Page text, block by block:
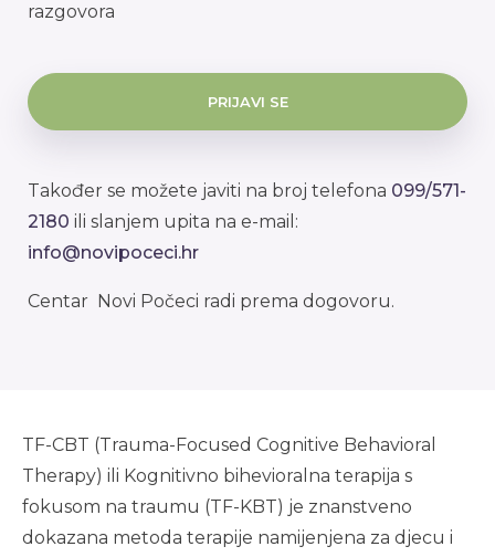
razgovora
PRIJAVI SE
Također se možete javiti na broj telefona 099/571-
2180 ili slanjem upita na e-mail:
info@novipoceci.hr
Centar Novi Počeci radi prema dogovoru.
TF-CBT (Trauma-Focused Cognitive Behavioral
Therapy) ili Kognitivno bihevioralna terapija s
fokusom na traumu (TF-KBT) je znanstveno
dokazana metoda terapije namijenjena za djecu i